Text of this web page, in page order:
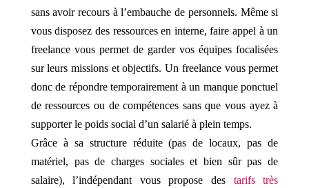
sans avoir recours à l’embauche de personnels. Même si
vous disposez des ressources en interne, faire appel à un
freelance vous permet de garder vos équipes focalisées
sur leurs missions et objectifs. Un freelance vous permet
donc de répondre temporairement à un manque ponctuel
de ressources ou de compétences sans que vous ayez à
supporter le poids social d’un salarié à plein temps.
Grâce à sa structure réduite (pas de locaux, pas de
matériel, pas de charges sociales et bien sûr pas de
salaire), l’indépendant vous propose des tarifs très